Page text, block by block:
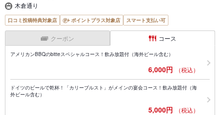
木倉通り
口コミ投稿特典対象店 ポイントプラス対象店 スマート支払い可
クーポン コース
アメリカンBBQのbitteスペシャルコース！飲み放題付（海外ビール含む）
6,000円 （税込）
ドイツのビールで乾杯！「カリーブルスト」がメインの宴会コース！飲み放題付（海
外ビール含む）
5,000円 （税込）